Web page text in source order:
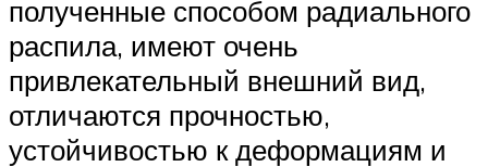
полученные способом радиального
распила, имеют очень
привлекательный внешний вид,
отличаются прочностью,
устойчивостью к деформациям и